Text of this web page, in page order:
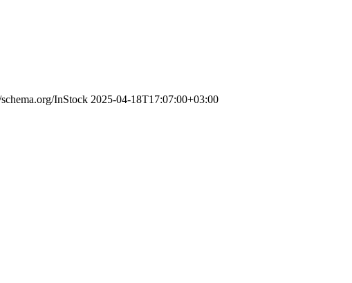
InStock 2025-04-18T17:07:00+03:00